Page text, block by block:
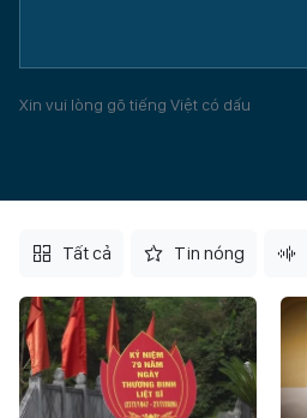
Xin vui lòng gõ tiếng Việt có dấu
Tất cả Tin nóng